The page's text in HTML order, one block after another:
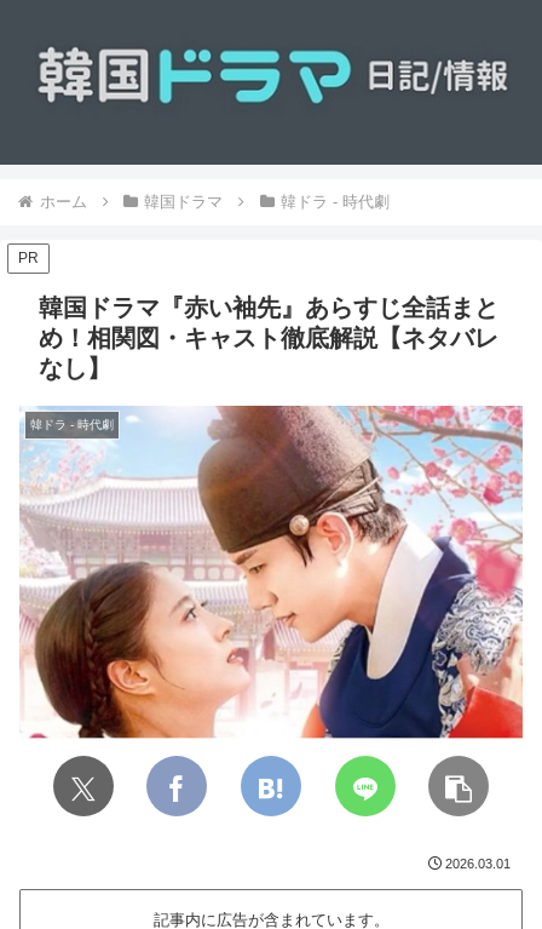
ホーム 韓国ドラマ 韓ドラ - 時代劇
PR
韓国ドラマ『赤い袖先』あらすじ全話まと
め！相関図・キャスト徹底解説【ネタバレ
なし】
韓ドラ - 時代劇
2026.03.01
記事内に広告が含まれています。